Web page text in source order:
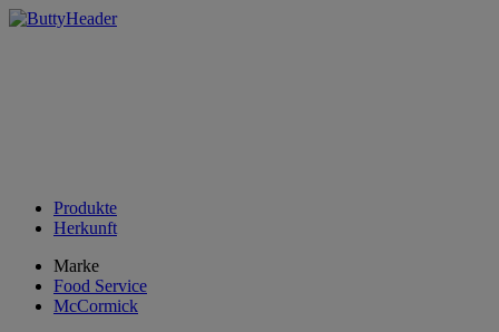
Produkte
Herkunft
Marke
Food Service
McCormick